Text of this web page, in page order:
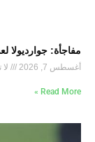
مفاجأة: جوارديولا
أغسطس 7, 2026
Read More »